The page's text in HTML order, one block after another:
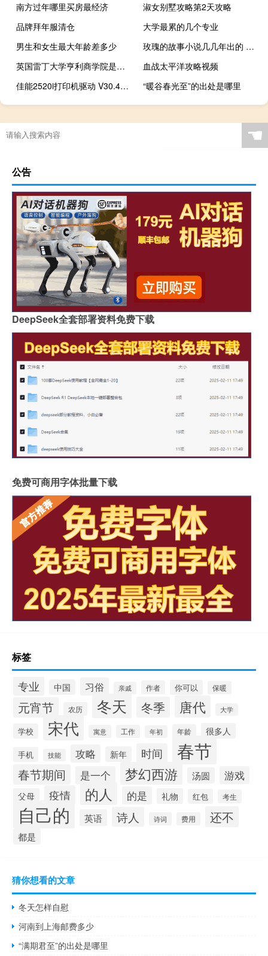
南方过年哪里买房最经济
淑女别墅攻略第2天攻略
品牌拜年服清仓
大学最累的几个专业
男生和女生最大年龄差多少
玫瑰的故事小说几几年出的 玫瑰的故事在哪个平台播出
英国雷丁大学亨利商学院是几本
血战太平洋攻略视频
佳能2520i打印机驱动 V30.40 官方版（佳能2520i打印机驱动 V30.40 官方版功能简介）
“暖谷春光至”的出处是哪里
☚
公告
DeepSeek全套部署资料免费下载
免费可商用字体批量下载
标签
专业 中国 习俗 亲戚 作者 你可以 保暖
元宵节 农历 冬天 冬季 唐代 大学
学校 宋代 寓意 工作 年初 年龄 很多人
手机 技能 攻略 新年 时间 春节
春节期间 是一个 梦幻西游 汤圆 游戏
父母 疫情 的人 的是 礼物 红包 考生
自己的 英语 诗人 诗词 费用 还不
都是
猜你想看的文章
冬天怎样自慰
河南到上海邮费多少
“满期君至”的出处是哪里